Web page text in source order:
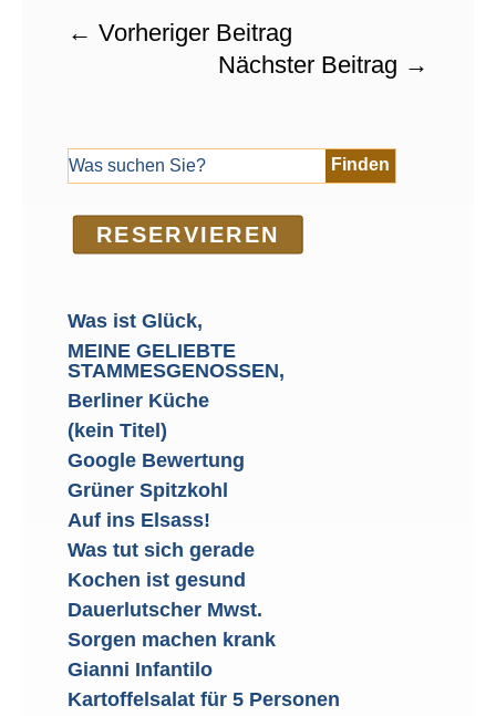
← Vorheriger Beitrag
Nächster Beitrag →
RE­SER­VIEREN
Was ist Glück,
MEINE GELIEBTE
STAMMESGENOSSEN,
Berliner Küche
(kein Titel)
Google Bewertung
Grüner Spitzkohl
Auf ins Elsass!
Was tut sich gerade
Kochen ist gesund
Dauerlutscher Mwst.
Sorgen machen krank
Gianni Infantilo
Kartoffelsalat für 5 Personen